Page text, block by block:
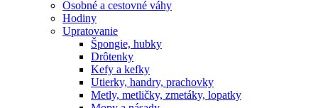
Osobné a cestovné váhy
Hodiny
Upratovanie
Špongie, hubky
Drôtenky
Kefy a kefky
Utierky, handry, prachovky
Metly, metličky, zmetáky, lopatky